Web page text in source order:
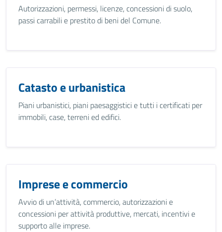
Autorizzazioni, permessi, licenze, concessioni di suolo,
passi carrabili e prestito di beni del Comune.
Catasto e urbanistica
Piani urbanistici, piani paesaggistici e tutti i certificati per
immobili, case, terreni ed edifici.
Imprese e commercio
Avvio di un’attività, commercio, autorizzazioni e
concessioni per attività produttive, mercati, incentivi e
supporto alle imprese.